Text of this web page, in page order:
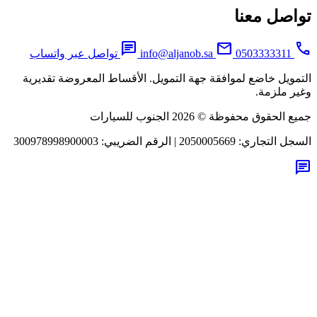
معنا
0503333311
mail
info@aljanob.sa
chatتواصل عبر واتساب
خاضع لموافقة جهة التمويل. الأقساط المعروضة تقديرية
ملزمة.
محفوظة © 2026 الجنوب للسيارات
التجاري:2050005669
| الرقم الضريبي: 300978998900003